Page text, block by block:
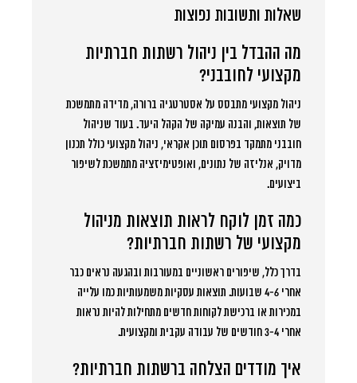
שאלות ותשובות נפוצות
מה ההבדל בין ניהול רשתות חברתיות
מקצועי לחובבני?
ניהול מקצועי מתבסס על אסטרטגיה ברורה, מדידה מתמשכת
של תוצאות, והבנה עמיקה של הקהל היעד. בעוד שניהול
חובבני מתמקד בפרסום תוכן אקראי, ניהול מקצועי כולל תכנון
מדויק, אנליזה של נתונים, ואופטימיזציה מתמשכת לשיפור
ביצועים.
כמה זמן לוקח לראות תוצאות מניהול
מקצועי של רשתות חברתיות?
בדרך כלל, שיפורים ראשוניים במעורבות ובהגעה נראים כבר
אחרי 4-6 שבועות. תוצאות עסקיות משמעותיות כמו עלייה
במכירות או ברכישת לקוחות חדשים מתחילות להיות נראות
אחרי 3-4 חודשים של עבודה עקבית ומקצועית.
איך מודדים הצלחה ברשתות חברתיות?